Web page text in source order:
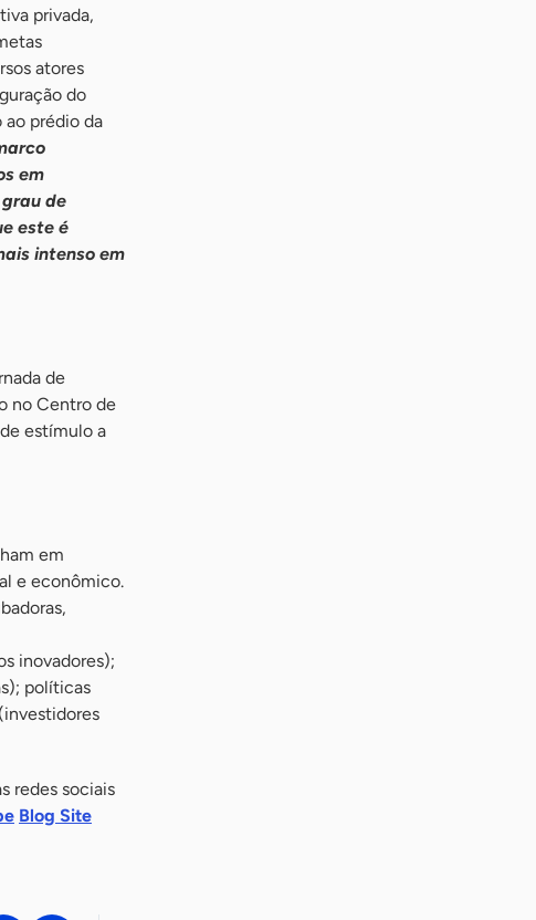
privada,
atores
do
prédio da
em
de
este é
intenso em
de
no Centro de
estímulo a
em
e econômico.
inovadores);
políticas
redes sociais
Blog Site